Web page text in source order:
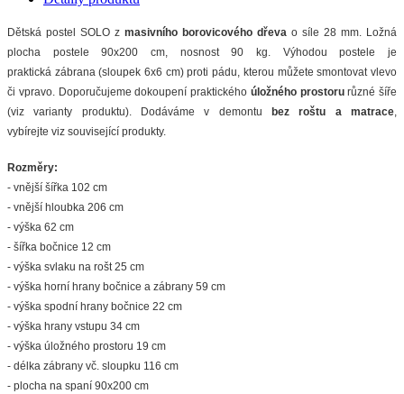
Dětská postel SOLO z masivního borovicového dřeva o síle 28 mm. Ložná
plocha postele 90x200 cm, nosnost 90 kg. Výhodou postele je
praktická zábrana (sloupek 6x6 cm) proti pádu, kterou můžete smontovat vlevo
či vpravo. Doporučujeme dokoupení praktického úložného prostorurůzné šíře
(viz varianty produktu). Dodáváme v demontu
bez roštu a matrace,
vybírejte viz související produkty.
Rozměry:
- vnější šířka 102 cm
- vnější hloubka 206 cm
- výška 62 cm
- šířka bočnice 12 cm
- výška svlaku na rošt 25 cm
- výška horní hrany bočnice a zábrany 59 cm
- výška spodní hrany bočnice 22 cm
- výška hrany vstupu 34 cm
- výška úložného prostoru 19 cm
- délka zábrany vč. sloupku 116 cm
- plocha na spaní 90x200 cm